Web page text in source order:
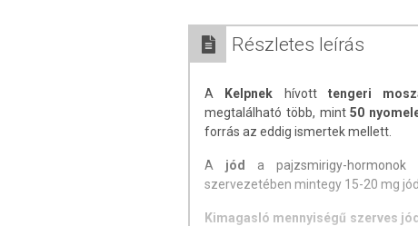
Részletes leírás
A Kelpnek hívotttengeri
megtalálható több, mint50
forrás az eddig ismertek mellett.
A jód a pajzsmirigy-
szervezetében mintegy 15-20 mg
Kimagasló mennyiségű szerves